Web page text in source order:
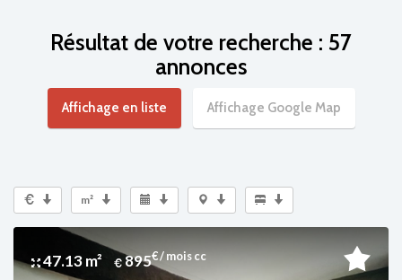
Résultat de votre recherche : 57
annonces
Affichage en liste Affichage Google Map
m²
47.13 m² 895€ / mois cc